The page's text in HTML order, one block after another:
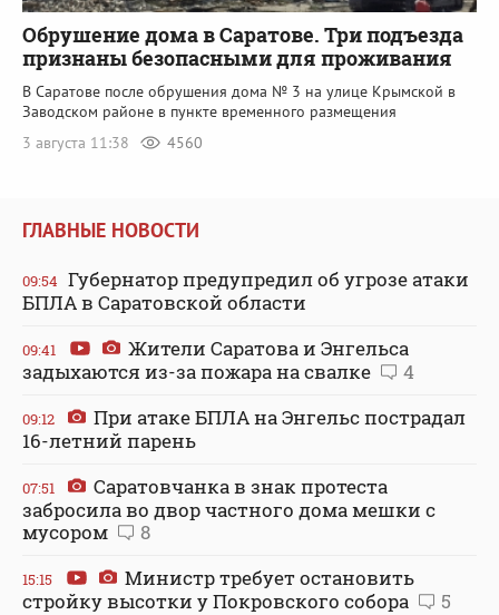
Обрушение дома в Саратове. Три подъезда
признаны безопасными для проживания
В Саратове после обрушения дома № 3 на улице Крымской в
Заводском районе в пункте временного размещения
3 августа 11:38
4560
ГЛАВНЫЕ НОВОСТИ
09:54 Губернатор предупредил об угрозе атаки
БПЛА в Саратовской области
09:41
Жители Саратова и Энгельса
задыхаются из-за пожара на свалке
4
09:12
При атаке БПЛА на Энгельс пострадал
16-летний парень
07:51
Саратовчанка в знак протеста
забросила во двор частного дома мешки с
мусором
8
15:15
Министр требует остановить
стройку высотки у Покровского собора
5